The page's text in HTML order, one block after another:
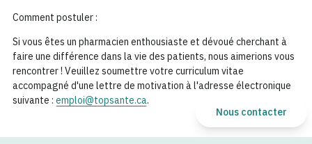
Comment postuler :
Si vous êtes un pharmacien enthousiaste et dévoué cherchant à
faire une différence dans la vie des patients, nous aimerions vous
rencontrer ! Veuillez soumettre votre curriculum vitae
accompagné d'une lettre de motivation à l'adresse électronique
suivante : emploi@topsante.ca.
Nous contacter